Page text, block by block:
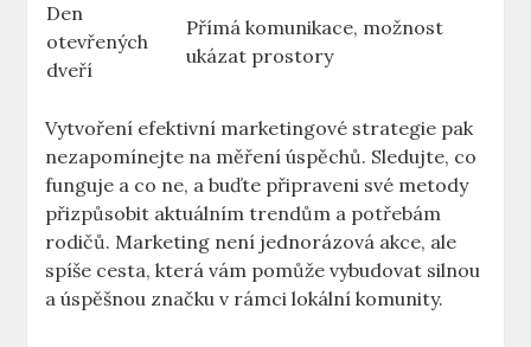
Den
otevřených
dveří
Přímá komunikace, možnost
ukázat prostory
Vytvoření efektivní marketingové strategie pak
nezapomínejte na měření úspěchů. Sledujte, co
funguje a co ne, a buďte připraveni své metody
přizpůsobit aktuálním trendům a potřebám
rodičů. Marketing není jednorázová akce, ale
spíše cesta, která vám pomůže vybudovat silnou
a úspěšnou značku v rámci lokální komunity.